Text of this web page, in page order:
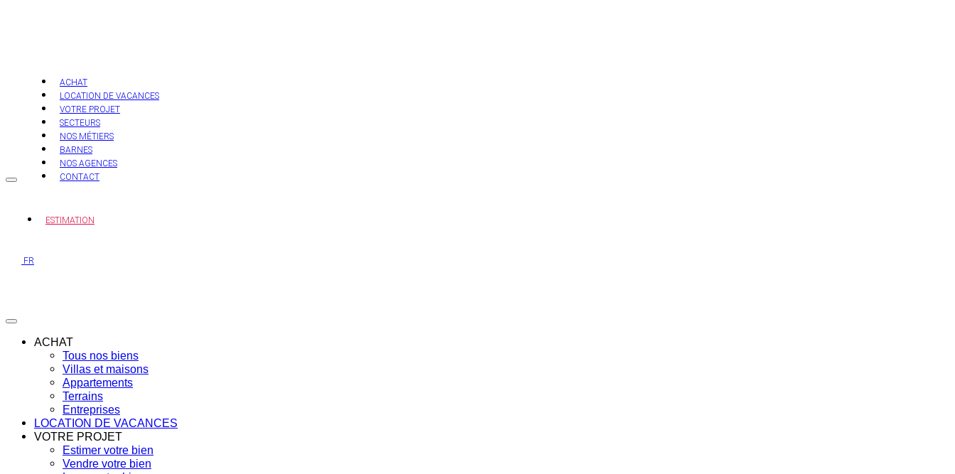
ACHAT
LOCATION DE VACANCES
VOTRE PROJET
SECTEURS
NOS MÉTIERS
BARNES
NOS AGENCES
CONTACT
ESTIMATION
FR
ACHAT
Tous nos biens
Villas et maisons
Appartements
Terrains
Entreprises
LOCATION DE VACANCES
VOTRE PROJET
Estimer votre bien
Vendre votre bien